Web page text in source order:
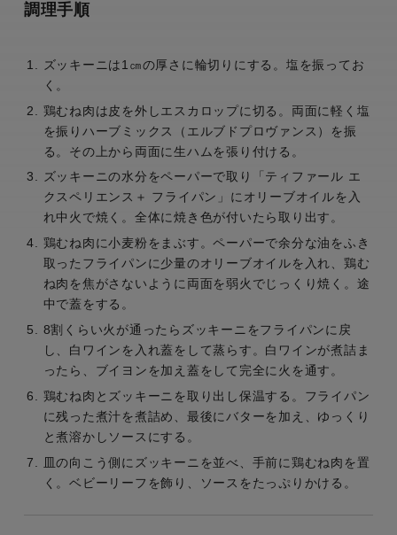
調理手順
ズッキーニは1㎝の厚さに輪切りにする。塩を振ってお
く。
鶏むね肉は皮を外しエスカロップに切る。両面に軽く塩
を振りハーブミックス（エルブドプロヴァンス）を振
る。その上から両面に生ハムを張り付ける。
ズッキーニの水分をペーパーで取り「ティファール エ
クスペリエンス＋ フライパン」にオリーブオイルを入
れ中火で焼く。全体に焼き色が付いたら取り出す。
鶏むね肉に小麦粉をまぶす。ペーパーで余分な油をふき
取ったフライパンに少量のオリーブオイルを入れ、鶏む
ね肉を焦がさないように両面を弱火でじっくり焼く。途
中で蓋をする。
8割くらい火が通ったらズッキーニをフライパンに戻
し、白ワインを入れ蓋をして蒸らす。白ワインが煮詰ま
ったら、ブイヨンを加え蓋をして完全に火を通す。
鶏むね肉とズッキーニを取り出し保温する。フライパン
に残った煮汁を煮詰め、最後にバターを加え、ゆっくり
と煮溶かしソースにする。
皿の向こう側にズッキーニを並べ、手前に鶏むね肉を置
く。ベビーリーフを飾り、ソースをたっぷりかける。